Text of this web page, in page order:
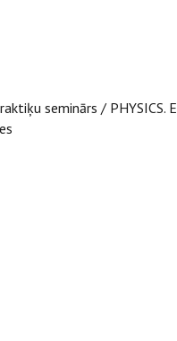
Education
seminārs / PHYSICS.